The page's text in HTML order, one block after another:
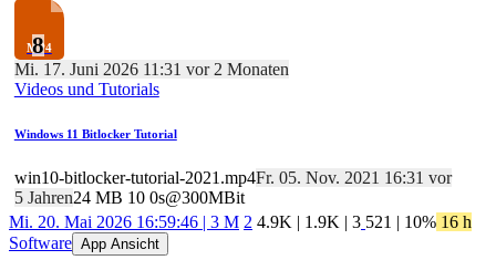
8
Mi. 17. Juni 2026 11:31 vor 2 Monaten
Videos und Tutorials
Windows 11 Bitlocker Tutorial
win10-bitlocker-tutorial-2021.mp4Fr. 05. Nov. 2021 16:31 vor
5 Jahren24 MB 100s@300MBit
Mi. 20. Mai 2026 16:59:46 | 3 M 2 4.9K 1.9K 3 521 | 10% 16 h
Software App Ansicht